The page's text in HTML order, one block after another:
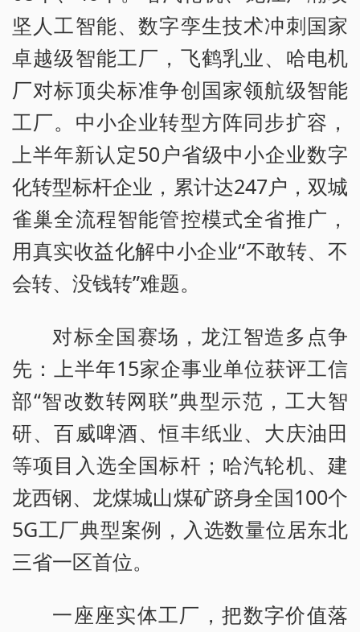
坚人工智能、数字孪生技术冲刺国家
卓越级智能工厂，飞鹤乳业、哈电机
厂对标顶尖标准争创国家领航级智能
工厂。中小企业转型方阵同步扩容，
上半年新认定50户省级中小企业数字
化转型标杆企业，累计达247户，双城
雀巢全流程智能管控模式全省推广，
用真实收益化解中小企业“不敢转、不
会转、没钱转”难题。
对标全国赛场，龙江智造多点争
先：上半年15家企事业单位获评工信
部“智改数转网联”典型示范，工大智
研、百威啤酒、恒丰纸业、大庆油田
等项目入选全国标杆；哈汽轮机、建
龙西钢、龙煤城山煤矿跻身全国100个
5G工厂典型案例，入选数量位居东北
三省一区首位。
一座座实体工厂，把数字价值落